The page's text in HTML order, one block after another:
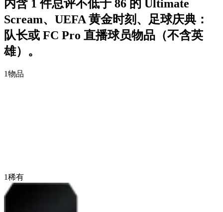
内含 1 件总评不低于 86 的 Ultimate
Scream、UEFA 黄金时刻、足球庆典：
队长或 FC Pro 直播球员物品（不含英
雄）。
1物品
1稀有